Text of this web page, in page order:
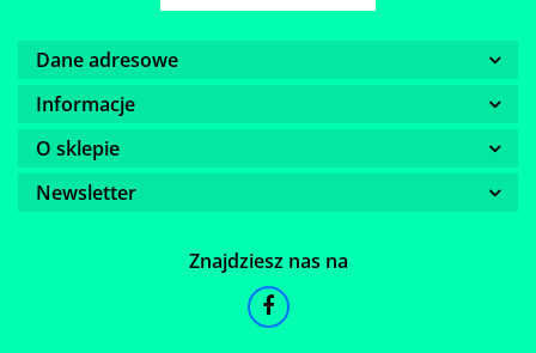
Dane adresowe
Informacje
O sklepie
Newsletter
Znajdziesz nas na